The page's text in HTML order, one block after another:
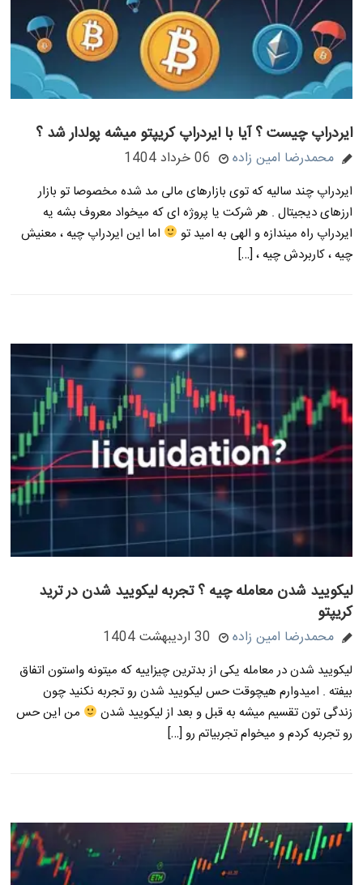
ایردراپ چیست ؟ آیا با ایردراپ کریپتو میشه پولدار شد ؟
محمدرضا امین زاده 06 خرداد 1404
ایردراپ چند سالیه که توی بازارهای مالی مد شده مخصوصا تو بازار
ارزهای دیجیتال . هر شرکت یا پروژه ای که میخواد معروف بشه یه
ایردراپ راه میندازه و الهی به امید تو
اما این ایردراپ چیه ، معنیش
چیه ، کاربردش چیه ، […]
لیکویید شدن معامله چیه ؟ تجربه لیکویید شدن در ترید
کریپتو
محمدرضا امین زاده 30 اردیبهشت 1404
لیکویید شدن در معامله یکی از بدترین چیزاییه که میتونه واستون اتفاق
بیفته . امیدوارم هیچوقت حس لیکویید شدن رو تجربه نکنید چون
زندگی تون تقسیم میشه به قبل و بعد از لیکویید شدن
من این حس
رو تجربه کردم و میخوام تجربیاتم رو […]